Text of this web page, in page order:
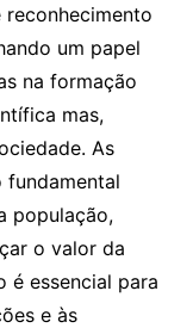
reconhecimento
um papel
na formação
mas,
As
fundamental
população,
o valor da
é essencial para
e às